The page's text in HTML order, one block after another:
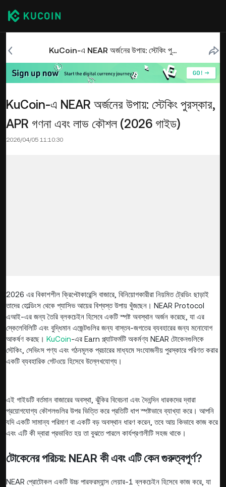
KuCoin-এ NEAR অর্জনের উপায়: স্টেকিং পুরস্কার, APR গণনা এবং লাভ কৌশল (2026 গাইড)
KuCoin-এ NEAR অর্জনের উপায়: স্টেকিং পুরস্কার,
APR গণনা এবং লাভ কৌশল (2026 গাইড)
2026/04/05 11:10:30
2026 এর বিকাশশীল ক্রিপ্টোকারেন্সি বাজারে, বিনিয়োগকারীরা নিয়মিত ট্রেডিং ছাড়াই
তাদের হোল্ডিংস থেকে প্যাসিভ আয়ের বিশ্বস্ত উপায় খুঁজছেন। NEAR Protocol
এআই-এর জন্য তৈরি ব্লকচেইন হিসেবে একটি স্পষ্ট অবস্থান অর্জন করেছে, যা এর
স্কেলেবিলিটি এবং বুদ্ধিমান এজেন্টগুলির জন্য বাস্তব-জগতের ব্যবহারের জন্য মনোযোগ
আকর্ষণ করছে। KuCoin-এর Earn প্ল্যাটফর্মটি অকর্মণ্য NEAR টোকেনগুলিকে
স্টেকিং, সেভিংস পণ্য এবং গঠনমূলক প্রচারের মাধ্যমে সংযোজনীয় পুরস্কারে পরিণত করার
একটি ব্যবহারিক গেটওয়ে হিসেবে উল্লেখযোগ্য।
এই গাইডটি বর্তমান বাজারের অবস্থা, ঝুঁকির বিবেচনা এবং দৈনন্দিন ধারকদের দ্বারা
প্রয়োগযোগ্য কৌশলগুলির উপর ভিত্তি করে প্রতিটি ধাপ স্পষ্টভাবে ব্যাখ্যা করে। আপনি
যদি একটি সামান্য পরিমাণ বা একটি বড় অবস্থান ধারণ করেন, তবে আয় কিভাবে কাজ করে
এবং এটি কী দ্বারা প্রভাবিত হয় তা বুঝতে পারলে কার্যপ্রণালীটি সহজ থাকে।
টোকেনের পরিচয়: NEAR কী এবং এটি কেন গুরুত্বপূর্ণ?
NEAR প্রোটোকল একটি উচ্চ পারফরম্যান্স লেয়ার-1 ব্লকচেইন হিসেবে কাজ করে, যা